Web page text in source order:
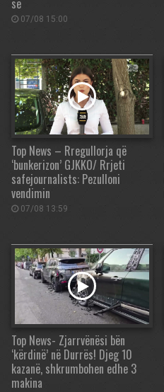
së
07/08 15:00
Top News – Rregullorja që
‘bunkerizon’ GJKKO/ Rrjeti
safejournalists: Pezulloni
vendimin
07/08 13:59
Top News- Zjarrvënësi bën
‘kërdinë’ në Durrës! Djeg 10
kazanë, shkrumbohen edhe 3
makina